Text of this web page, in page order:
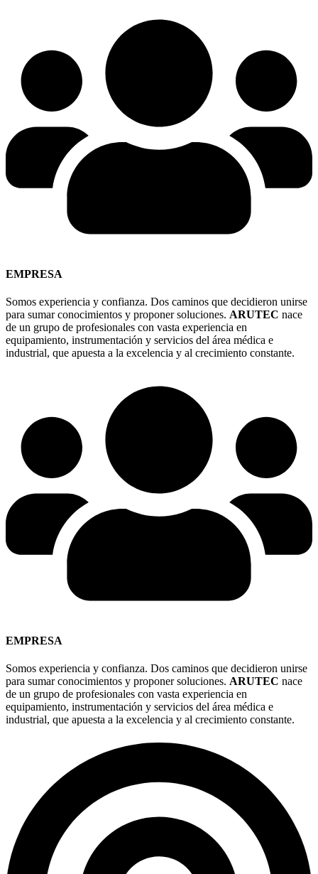
EMPRESA
Somos experiencia y confianza. Dos caminos que decidieron unirse
para sumar conocimientos y proponer soluciones. ARUTEC nace
de un grupo de profesionales con vasta experiencia en
equipamiento, instrumentación y servicios del área médica e
industrial, que apuesta a la excelencia y al crecimiento constante.
EMPRESA
Somos experiencia y confianza. Dos caminos que decidieron unirse
para sumar conocimientos y proponer soluciones. ARUTEC nace
de un grupo de profesionales con vasta experiencia en
equipamiento, instrumentación y servicios del área médica e
industrial, que apuesta a la excelencia y al crecimiento constante.